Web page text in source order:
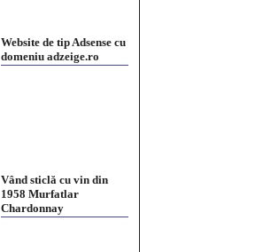
Website de tip Adsense cu
domeniu adzeige.ro
Vând sticlă cu vin din
1958 Murfatlar
Chardonnay